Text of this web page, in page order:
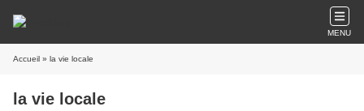
MENU
Accueil » la vie locale
la vie locale